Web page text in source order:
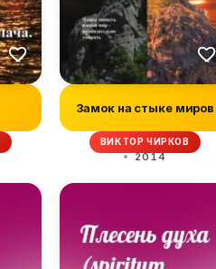
Замок на стыке миров
ВИКТОР ЧИРКОВ
2014